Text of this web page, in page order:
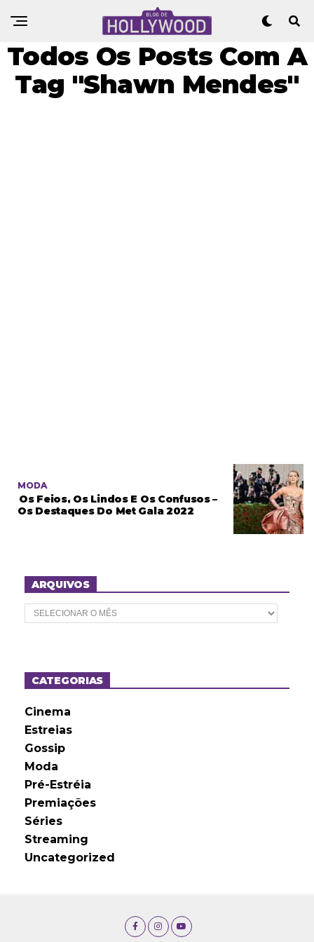
Todos Os Posts Com A
Tag "Shawn Mendes"
MODA
Os Feios, Os Lindos E Os Confusos –
Os Destaques Do Met Gala 2022
ARQUIVOS
A
r
o
sCATEGORIAS
Cinema
Estreias
Gossip
Moda
Pré-Estréia
Premiações
Séries
Streaming
Uncategorized